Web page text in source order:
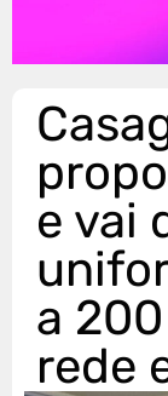
e vai
a
rede